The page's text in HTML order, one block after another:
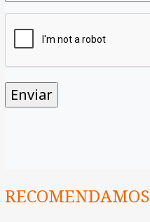
RECOMENDAMOS